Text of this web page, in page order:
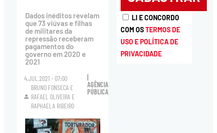
Dados inéditos revelam
que 73 viúvas e filhas
de militares da
repressão receberam
pagamentos do
governo em 2020 e
2021
4.JUL.2021 - 07:00
BRUNO FONSECA E
RAFAEL OLIVEIRA E
RAPHAELA RIBEIRO
AGÊNCIA
PÚBLICA
LI E CONCORDO
COM OSTERMOS DE
USO E POLÍTICA DE
PRIVACIDADE